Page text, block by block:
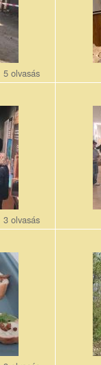
5 olvasás
3 olvasás